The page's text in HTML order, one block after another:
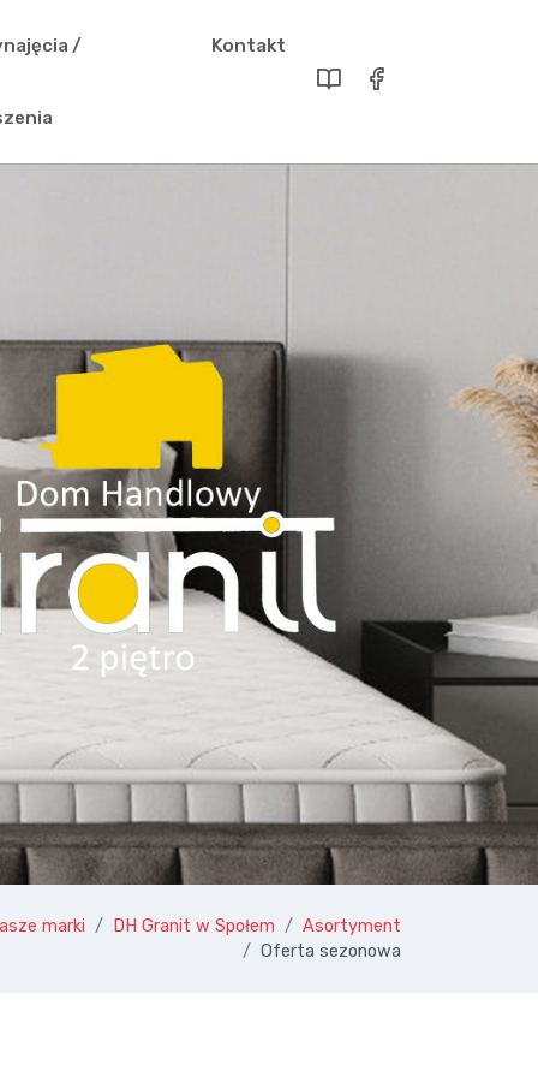
/ Kontakt
marki DH Granit w Społem
Asortyment
Oferta sezonowa